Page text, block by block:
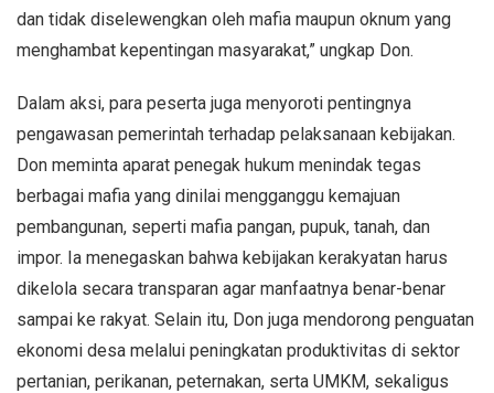
dan tidak diselewengkan oleh mafia maupun oknum yang
menghambat kepentingan masyarakat,” ungkap Don.
Dalam aksi, para peserta juga menyoroti pentingnya
pengawasan pemerintah terhadap pelaksanaan kebijakan.
Don meminta aparat penegak hukum menindak tegas
berbagai mafia yang dinilai mengganggu kemajuan
pembangunan, seperti mafia pangan, pupuk, tanah, dan
impor. Ia menegaskan bahwa kebijakan kerakyatan harus
dikelola secara transparan agar manfaatnya benar-benar
sampai ke rakyat. Selain itu, Don juga mendorong penguatan
ekonomi desa melalui peningkatan produktivitas di sektor
pertanian, perikanan, peternakan, serta UMKM, sekaligus